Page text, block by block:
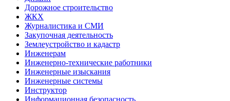
Дорожное строительство
ЖКХ
Журналистика и СМИ
Закупочная деятельность
Землеустройство и кадастр
Инженерам
Инженерно-технические работники
Инженерные изыскания
Инженерные системы
Инструктор
Информационная безопасность